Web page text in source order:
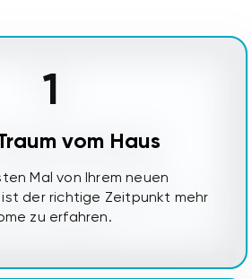
1
vom Haus
Mal von Ihrem neuen
der richtige Zeitpunkt mehr
zu erfahren.